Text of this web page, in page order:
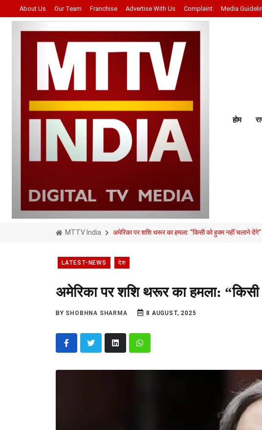
About Us Our Team Franchise Advertise With Us Complaint Media
होम
MTTV India अमेरिका पर शशि थरूर का हमला: “किसी को हुक्म नहीं चलाने देंगे”
LATEST-NEWS देश
अमेरिका पर शशि थरूर का हमला:
BY SHOBHNA SHARMA 8 AUGUST, 2025